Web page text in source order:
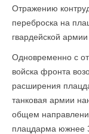
Отражению
переброска на
гвардейской
Одновременно с
войска фронта
расширения
танковая армии
общем
плацдарма южнее